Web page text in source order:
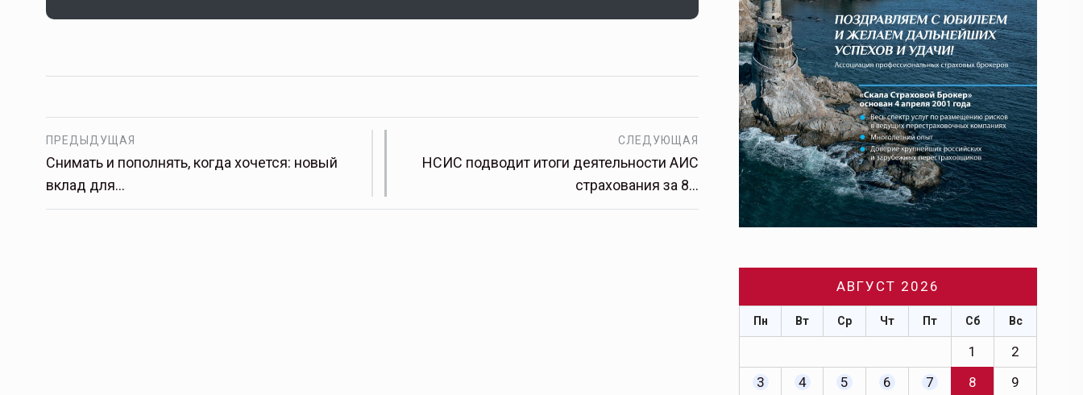
ПРЕДЫДУЩАЯ
Снимать и пополнять, когда хочется: новый
вклад для…
СЛЕДУЮЩАЯ
НСИС подводит итоги деятельности АИС
страхования за 8…
АВГУСТ 2026
Пн Вт Ср Чт Пт Сб Вс
1
2
3
4 5 6 7 8
9